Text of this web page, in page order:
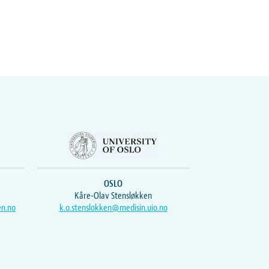
OSLO
Kåre-Olav Stensløkken
k.o.stenslokken@medisin.uio.no